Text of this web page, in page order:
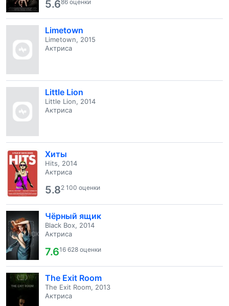
5.686 оценки
Limetown
Limetown, 2015
Актриса
Little Lion
Little Lion, 2014
Актриса
Хиты
Hits, 2014
Актриса
5.82 100 оценки
Чёрный ящик
Black Box, 2014
Актриса
7.616 628 оценки
The Exit Room
The Exit Room, 2013
Актриса